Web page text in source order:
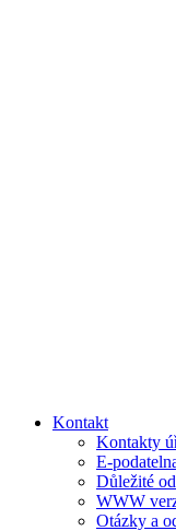
Kontakt
Kontakty
E-
Důležité
WWW
Otázky a